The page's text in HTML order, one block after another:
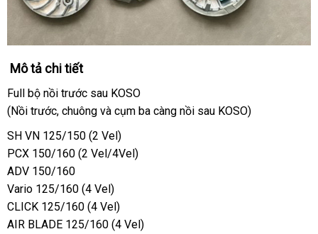
Mô tả chi tiết
Full bộ nồi trước sau KOSO
(Nồi trước, chuông và cụm ba càng nồi sau KOSO)
SH VN 125/150 (2 Vel)
PCX 150/160 (2 Vel/4Vel)
ADV 150/160
Vario 125/160 (4 Vel)
CLICK 125/160 (4 Vel)
AIR BLADE 125/160 (4 Vel)